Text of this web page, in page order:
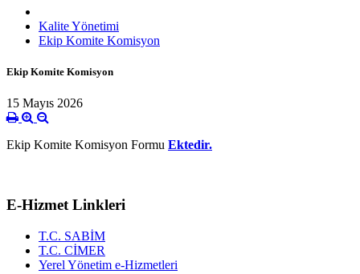
Kalite Yönetimi
Ekip Komite Komisyon
Ekip Komite Komisyon
15 Mayıs 2026
Ekip Komite Komisyon Formu Ektedir.
E-Hizmet Linkleri
T.C. SABİM
T.C. CİMER
Yerel Yönetim e-Hizmetleri